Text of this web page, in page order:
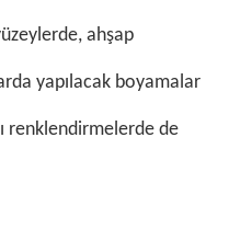
ahşap
yapılacak boyamalar
renklendirmelerde de